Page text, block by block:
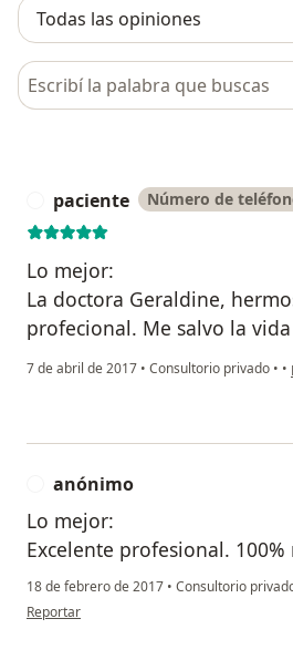
Busca en opiniones
paciente Número de
Lo mejor:
La doctora Geraldine,
profecional. Me salvo la
7 de abril de 2017 • Consultorio privado • •
anónimo
Lo mejor:
Excelente profesional.
18 de febrero de 2017 • Consultorio
en opinión del usuario anónimo
Reportar